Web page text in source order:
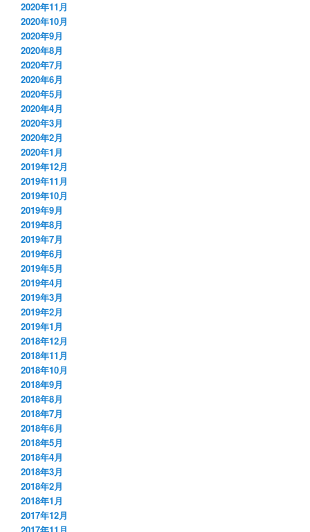
2020年11月
2020年10月
2020年9月
2020年8月
2020年7月
2020年6月
2020年5月
2020年4月
2020年3月
2020年2月
2020年1月
2019年12月
2019年11月
2019年10月
2019年9月
2019年8月
2019年7月
2019年6月
2019年5月
2019年4月
2019年3月
2019年2月
2019年1月
2018年12月
2018年11月
2018年10月
2018年9月
2018年8月
2018年7月
2018年6月
2018年5月
2018年4月
2018年3月
2018年2月
2018年1月
2017年12月